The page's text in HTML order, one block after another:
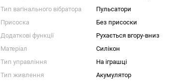
Тип вагінального вібратора
Пульсатори
Присоска
Без присоски
Додаткові функції
Рухається вгору-вниз
Матеріал
Силікон
Тип управління
На іграшці
Тип живлення
Акумулятор